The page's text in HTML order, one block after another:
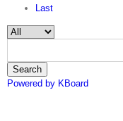
Last
Search
Powered by KBoard